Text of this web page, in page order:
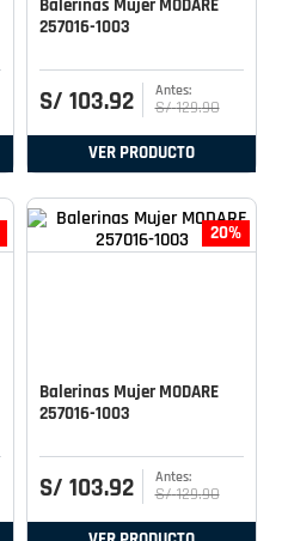
Balerinas Mujer MODARE
257016-1003
S/ 103.92 S/ 129.90
VER PRODUCTO
20%
Balerinas Mujer MODARE
257016-1003
S/ 103.92 S/ 129.90